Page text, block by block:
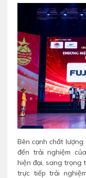
Bên cạnh chất lượng
đến trải nghiệm
hiện đại, sang trọng
trực tiếp trải